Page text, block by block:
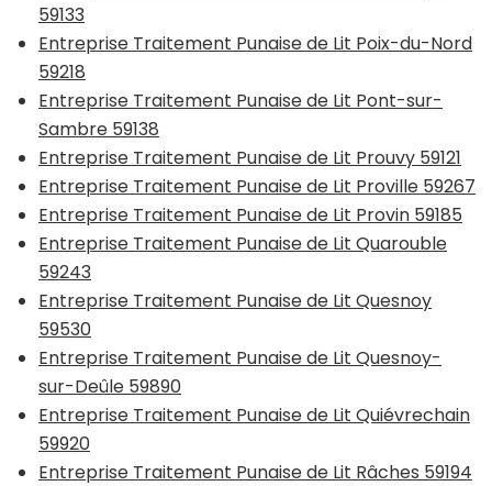
59133
Entreprise Traitement Punaise de Lit Poix-du-Nord
59218
Entreprise Traitement Punaise de Lit Pont-sur-
Sambre 59138
Entreprise Traitement Punaise de Lit Prouvy 59121
Entreprise Traitement Punaise de Lit Proville 59267
Entreprise Traitement Punaise de Lit Provin 59185
Entreprise Traitement Punaise de Lit Quarouble
59243
Entreprise Traitement Punaise de Lit Quesnoy
59530
Entreprise Traitement Punaise de Lit Quesnoy-
sur-Deûle 59890
Entreprise Traitement Punaise de Lit Quiévrechain
59920
Entreprise Traitement Punaise de Lit Râches 59194